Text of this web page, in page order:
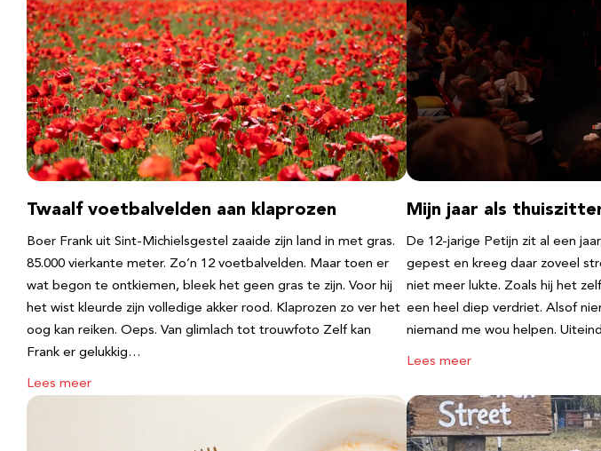
Twaalf voetbalvelden aan klaprozen
Boer Frank uit Sint-Michielsgestel zaaide zijn land in met gras.
85.000 vierkante meter. Zo’n 12 voetbalvelden. Maar toen er
wat begon te ontkiemen, bleek het geen gras te zijn. Voor hij
het wist kleurde zijn volledige akker rood. Klaprozen zo ver het
oog kan reiken. Oeps. Van glimlach tot trouwfoto Zelf kan
Frank er gelukkig…
Lees meer
Mijn jaar als
De 12-jarige Petijn zit al een
gepest en kreeg daar zoveel
niet meer lukte. Zoals hij het
een heel diep verdriet. Alsof
niemand me wou helpen.
Lees meer